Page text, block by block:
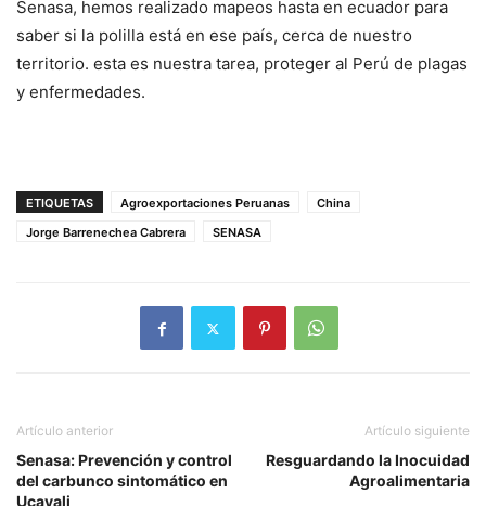
Senasa, hemos realizado mapeos hasta en ecuador para
saber si la polilla está en ese país, cerca de nuestro
territorio. esta es nuestra tarea, proteger al Perú de plagas
y enfermedades.
ETIQUETAS Agroexportaciones Peruanas
China
Jorge Barrenechea Cabrera
SENASA
Artículo anterior
Senasa: Prevención y control
del carbunco sintomático en
Ucayali
Artículo siguiente
Resguardando la Inocuidad
Agroalimentaria